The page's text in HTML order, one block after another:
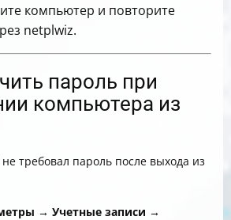
компьютер и повторите
netplwiz.
пароль при
компьютера из
требовал пароль после выхода из
→ Учетные записи →